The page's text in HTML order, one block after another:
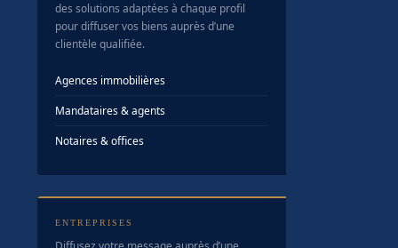
des solutions adaptées à chaque profil
pour diffuser vos biens auprès d’une
clientèle qualifiée.
Agences immobilières
Mandataires & agents
Notaires & offices
ENTREPRISES